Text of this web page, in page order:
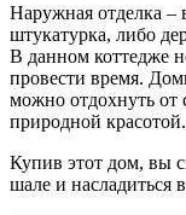
Наружная отделка –
штукатурка, либо
В данном коттедже
провести время.
можно отдохнуть от
природной красотой.
Купив этот дом, вы
шале и насладиться